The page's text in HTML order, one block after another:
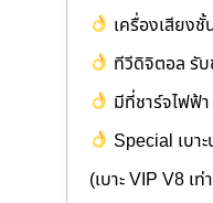
เครื่องเสียงชั้
ทีวีดิจิตอล รั
มีที่ชาร์จไฟฟ้
Special เบา
(เบาะ VIP V8 เ